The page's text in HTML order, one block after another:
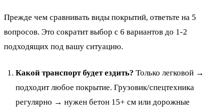
Прежде чем сравнивать виды покрытий, ответьте на 5
вопросов. Это сократит выбор с 6 вариантов до 1-2
подходящих под вашу ситуацию.
Какой транспорт будет ездить? Только легковой →
подходит любое покрытие. Грузовик/спецтехника
регулярно → нужен бетон 15+ см или дорожные